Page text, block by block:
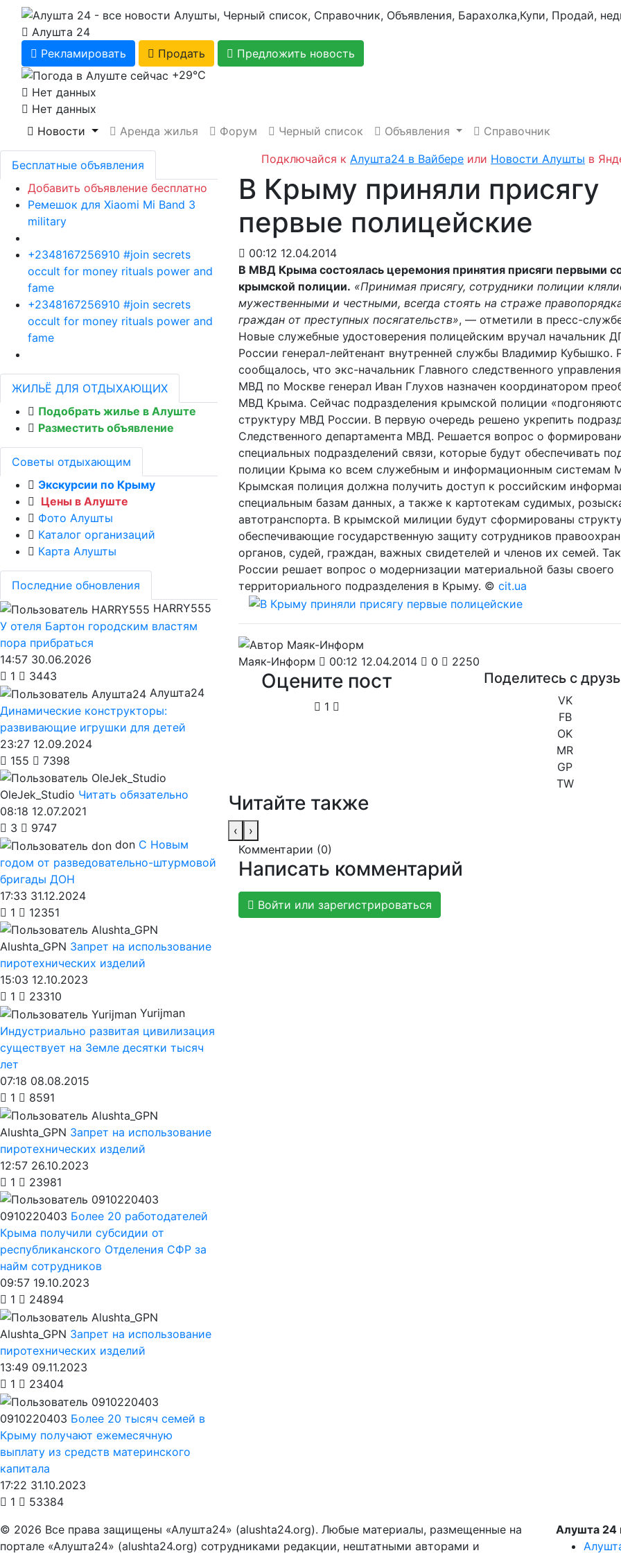
Алушта 24
Рекламировать
Продать
Предложить новость
+29℃
Нет данных
Нет данных
Новости
Аренда жилья Форум Черный список Объявления
Справочник
Подключайся к Алушта24 в Вайбере или Новости Алушты в
В Крыму приняли присягу
первые полицейские
00:12 12.04.2014
В МВД Крыма состоялась церемония принятия присяги первыми
крымской полиции. «Принимая присягу, сотрудники полиции
мужественными и честными, всегда стоять на страже
граждан от преступных посягательств», — отметили в пресс-
Новые служебные удостоверения полицейским вручал начальник
России генерал-лейтенант внутренней службы Владимир Кубышко.
сообщалось, что экс-начальник Главного следственного
МВД по Москве генерал Иван Глухов назначен координатором
МВД Крыма. Сейчас подразделения крымской полиции
структуру МВД России. В первую очередь решено укрепить
Следственного департамента МВД. Решается вопрос о
специальных подразделений связи, которые будут обеспечивать
полиции Крыма ко всем служебным и информационным системам
Крымская полиция должна получить доступ к российским
специальным базам данных, а также к картотекам судимых,
автотранспорта. В крымской милиции будут сформированы
обеспечивающие государственную защиту сотрудников
органов, судей, граждан, важных свидетелей и членов их семей.
России решает вопрос о модернизации материальной базы своего
территориального подразделения в Крыму. © cit.ua
Маяк-Информ 00:12 12.04.2014 0 2250
Оцените пост
1
Поделитесь с
VK
FB
OK
MR
GP
TW
Читайте также
‹
›
Комментарии (0)
Написать комментарий
Войти или зарегистрироваться
Бесплатные объявления
Добавить объявление бесплатно
Ремешок для Xiaomi Mi Band 3
military
+2348167256910 #join secrets
occult for money rituals power and
fame
+2348167256910 #join secrets
occult for money rituals power and
fame
ЖИЛЬЁ ДЛЯ ОТДЫХАЮЩИХ
Подобрать жилье в Алуште
Разместить объявление
Советы отдыхающим
Экскурсии по Крыму
Цены в Алуште
Фото Алушты
Каталог организаций
Карта Алушты
Последние обновления
HARRY555
У отеля Бартон городским властям
пора прибраться
14:57 30.06.2026
1
3443
Алушта24
Динамические конструкторы:
развивающие игрушки для детей
23:27 12.09.2024
155
7398
OleJek_Studio Читать обязательно
08:18 12.07.2021
3
9747
don С Новым
годом от разведовательно-штурмовой
бригады ДОН
17:33 31.12.2024
1
12351
Alushta_GPN Запрет на использование
пиротехнических изделий
15:03 12.10.2023
1
23310
Yurijman
Индустриально развитая цивилизация
существует на Земле десятки тысяч
лет
07:18 08.08.2015
1
8591
Alushta_GPN Запрет на использование
пиротехнических изделий
12:57 26.10.2023
1
23981
0910220403 Более 20 работодателей
Крыма получили субсидии от
республиканского Отделения СФР за
найм сотрудников
09:57 19.10.2023
1
24894
Alushta_GPN Запрет на использование
пиротехнических изделий
13:49 09.11.2023
1
23404
0910220403 Более 20 тысяч семей в
Крыму получают ежемесячную
выплату из средств материнского
капитала
17:22 31.10.2023
1
53384
© 2026 Все права защищены «Алушта24» (alushta24.org). Любые материалы, размещенные на
портале «Алушта24» (alushta24.org) сотрудниками редакции, нештатными авторами и
Алушта 24